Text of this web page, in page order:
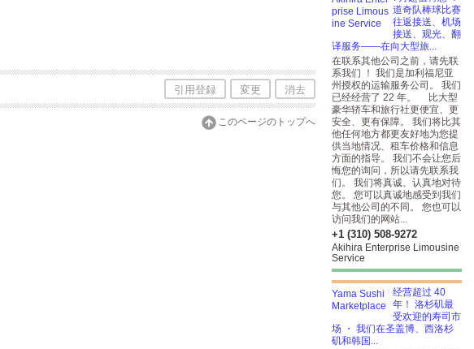
引用登録 変更 消去
このページのトップへ
道奇队棒球比赛
往返接送、机场
接送、观光、翻
译服务——在向大型旅...
在联系其他公司之前，请先联
系我们 ！ 我们是加利福尼亚
州授权的运输服务公司。 我们
已经经营了 22 年。 比大型
豪华轿车和旅行社更便宜、更
安全、更有保障。 我们将比其
他任何地方都更友好地为您提
供当地情况、租车价格和信息
方面的指导。 我们不会让您后
悔您的询问，所以请先联系我
们。 我们将真诚、认真地对待
您。 您可以真诚地感受到我们
与其他公司的不同。 您也可以
访问我们的网站...
+1 (310) 508-9272
Akihira Enterprise Limousine
Service
经营超过 40
年！ 洛杉矶最
受欢迎的寿司市
场 ・ 我们在圣盖博、西洛杉
矶和韩国...